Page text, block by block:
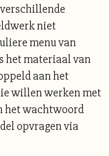
niet
menu van
het materiaal van
aan het
willen werken met
het wachtwoord
opvragen via